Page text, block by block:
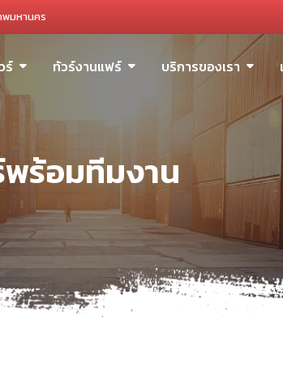
พมหานคร
ร์ ทัวร์งานแฟร์ บริการของเรา
พร้อมทีมงาน